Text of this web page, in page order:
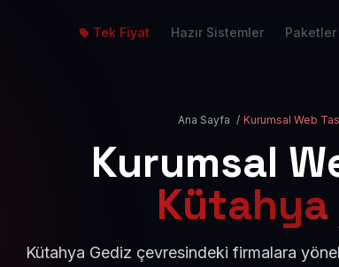
Tek Fiyat Hazır Sistemler Paketler
Ana Sayfa / Kurumsal Web
Kurumsal
Kütahya
Kütahya Gediz çevresindeki firmalara